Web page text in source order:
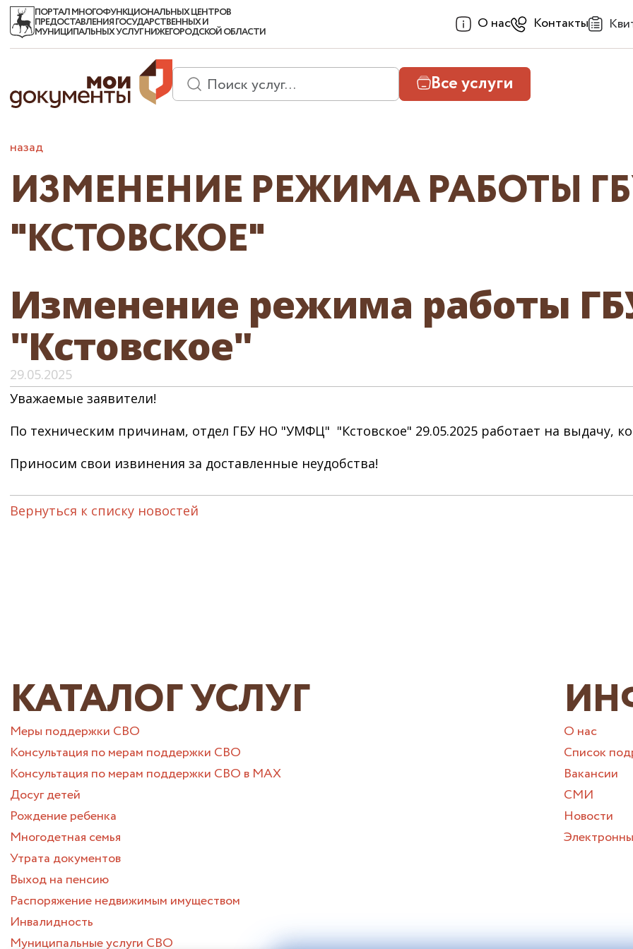
ПОРТАЛ МНОГОФУНКЦИОНАЛЬНЫХ ЦЕНТРОВ
ПРЕДОСТАВЛЕНИЯ ГОСУДАРСТВЕННЫХ И
МУНИЦИПАЛЬНЫХ УСЛУГ НИЖЕГОРОДСКОЙ ОБЛАСТИ О нас Контакты
Все услуги
назад
ИЗМЕНЕНИЕ РЕЖИМА РАБОТЫ
"КСТОВСКОЕ"
Изменение режима работы
"Кстовское"
29.05.2025
Уважаемые заявители!
По техническим причинам, отдел ГБУ НО "УМФЦ" "Кстовское" 29.05.2025 работает на выдачу,
Приносим свои извинения за доставленные неудобства!
Вернуться к списку новостей
КАТАЛОГ УСЛУГ
Меры поддержки СВО
Консультация по мерам поддержки СВО
Консультация по мерам поддержки СВО в МАХ
Досуг детей
Рождение ребенка
Многодетная семья
Утрата документов
Выход на пенсию
Распоряжение недвижимым имуществом
Инвалидность
Муниципальные услуги СВО
О нас
Список
Вакансии
СМИ
Новости